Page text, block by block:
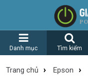
Danh mục Tìm kiếm
Trang chủ › Epson ›